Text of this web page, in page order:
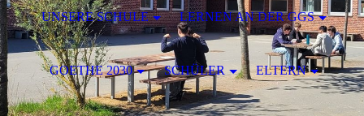
UNSERE SCHULE LERNEN AN DER GGS
GOETHE 2030 SCHÜLER ELTERN